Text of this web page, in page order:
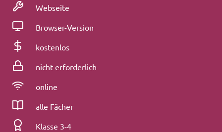
Medienart
Webseite
Betriebssystem
Browser-Version
Kosten
kostenlos
Registrierung
nicht erforderlich
Konnektivität
online
Fachalle Fächer
Klassenstufe
Klasse 3-4